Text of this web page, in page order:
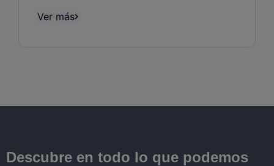
Ver más
Descubre en todo lo que podemos